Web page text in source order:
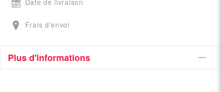
Date de livraison
Frais d'envoi
Plus d'informations